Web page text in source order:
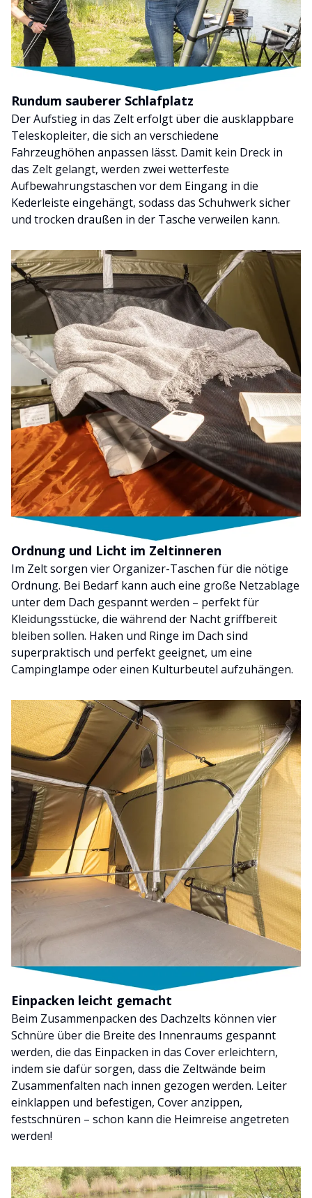
Rundum sauberer Schlafplatz
Der Aufstieg in das Zelt erfolgt über die ausklappbare
Teleskopleiter, die sich an verschiedene
Fahrzeughöhen anpassen lässt. Damit kein Dreck in
das Zelt gelangt, werden zwei wetterfeste
Aufbewahrungstaschen vor dem Eingang in die
Kederleiste eingehängt, sodass das Schuhwerk sicher
und trocken draußen in der Tasche verweilen kann.
Ordnung und Licht im Zeltinneren
Im Zelt sorgen vier Organizer-Taschen für die nötige
Ordnung. Bei Bedarf kann auch eine große Netzablage
unter dem Dach gespannt werden – perfekt für
Kleidungsstücke, die während der Nacht griffbereit
bleiben sollen. Haken und Ringe im Dach sind
superpraktisch und perfekt geeignet, um eine
Campinglampe oder einen Kulturbeutel aufzuhängen.
Einpacken leicht gemacht
Beim Zusammenpacken des Dachzelts können vier
Schnüre über die Breite des Innenraums gespannt
werden, die das Einpacken in das Cover erleichtern,
indem sie dafür sorgen, dass die Zeltwände beim
Zusammenfalten nach innen gezogen werden. Leiter
einklappen und befestigen, Cover anzippen,
festschnüren – schon kann die Heimreise angetreten
werden!